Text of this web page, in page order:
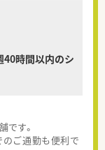
40時間以内のシ
です。
ご通勤も便利で